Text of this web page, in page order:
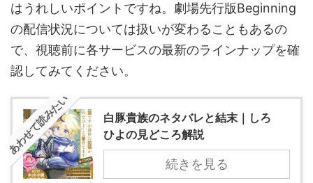
はうれしいポイントですね。劇場先行版Beginning
の配信状況については扱いが変わることもあるの
で、視聴前に各サービスの最新のラインナップを確
認してみてください。
あわせて読みたい
白豚貴族のネタバレと結末｜しろ
ひよの見どころ解説
続きを見る